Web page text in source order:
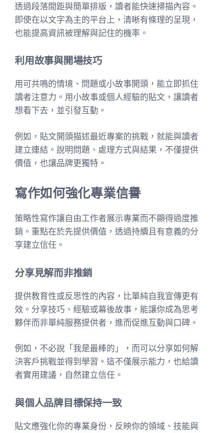
透過段落間距與簡單排版，讀者能快速掃描內容。
即使在以文字為主的平台上，清晰有條理的呈現，
也能提高資訊被理解與記住的機率。
利用故事與開場技巧
用可共鳴的情境、問題或小故事開頭，能立即抓住
讀者注意力。用小故事或個人經驗的貼文，讓讀者
想看下去，並引發互動。
例如，貼文開頭描述最近專案的挑戰，就能與讀者
建立連結。說明問題、處理方式與結果，不僅提供
價值，也讓品牌更獨特。
寫作如何強化專業信譽
策略性寫作讓自由工作者展示專業而不顯得過度推
銷。重點在於先提供價值，透過持續且有意義的分
享建立信任。
分享見解而非推銷
提供教育性或反思性的內容，比單純自我宣傳更有
效。分享技巧、經驗或幕後故事，能讓你成為思考
夥伴而非單純服務提供者，進而促進互動與口碑。
例如，不必說「我是最棒的」，而可以分享如何解
決客戶挑戰並得到學習。這不僅展示能力，也給讀
者實用建議，自然建立信任。
與個人品牌目標保持一致
貼文應強化你的專業身份，反映你的領域、技能與